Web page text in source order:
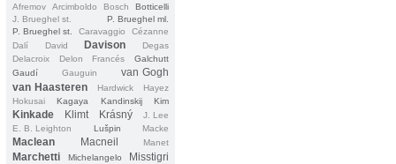
Afremov Arcimboldo Bosch
Botticelli
J. Brueghel st.
P. Brueghel ml.
P. Brueghel st.
Caravaggio
Cézanne
Dalí
David Davison
Degas
Delacroix
Delon Francés
Galchutt
Gaudí
Gauguin
van Gogh
van Haasteren
Hardwick
Hayez
Hokusai
Kagaya Kandinskij Kim
Kinkade Klimt Krásný
J. Lee
E. B. Leighton
Lušpin Macke
Maclean Macneil Manet
Marchetti Michelangelo Misstigri